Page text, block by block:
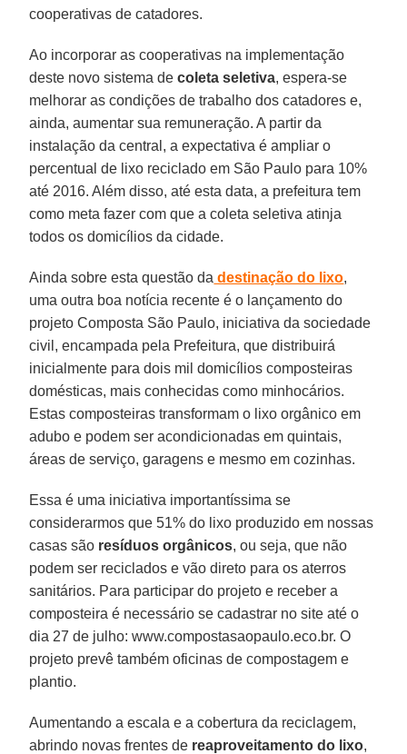
cooperativas de catadores.
Ao incorporar as cooperativas na implementação
deste novo sistema decoleta seletiva, espera-se
melhorar as condições de trabalho dos catadores e,
ainda, aumentar sua remuneração. A partir da
instalação da central, a expectativa é ampliar o
percentual de lixo reciclado em São Paulo para 10%
até 2016. Além disso, até esta data, a prefeitura tem
como meta fazer com que a coleta seletiva atinja
todos os domicílios da cidade.
Ainda sobre esta questão da destinação do lixo,
uma outra boa notícia recente é o lançamento do
projeto Composta São Paulo, iniciativa da sociedade
civil, encampada pela Prefeitura, que distribuirá
inicialmente para dois mil domicílios composteiras
domésticas, mais conhecidas como minhocários.
Estas composteiras transformam o lixo orgânico em
adubo e podem ser acondicionadas em quintais,
áreas de serviço, garagens e mesmo em cozinhas.
Essa é uma iniciativa importantíssima se
considerarmos que 51% do lixo produzido em nossas
casas são resíduos orgânicos, ou seja, que não
podem ser reciclados e vão direto para os aterros
sanitários. Para participar do projeto e receber a
composteira é necessário se cadastrar no site até o
dia 27 de julho: www.compostasaopaulo.eco.br. O
projeto prevê também oficinas de compostagem e
plantio.
Aumentando a escala e a cobertura da reciclagem,
abrindo novas frentes de reaproveitamento do lixo,